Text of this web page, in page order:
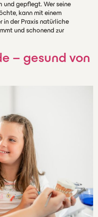
und gepflegt. Wer seine
kann mit einem
in der Praxis natürliche
und schonend zur
– gesund von